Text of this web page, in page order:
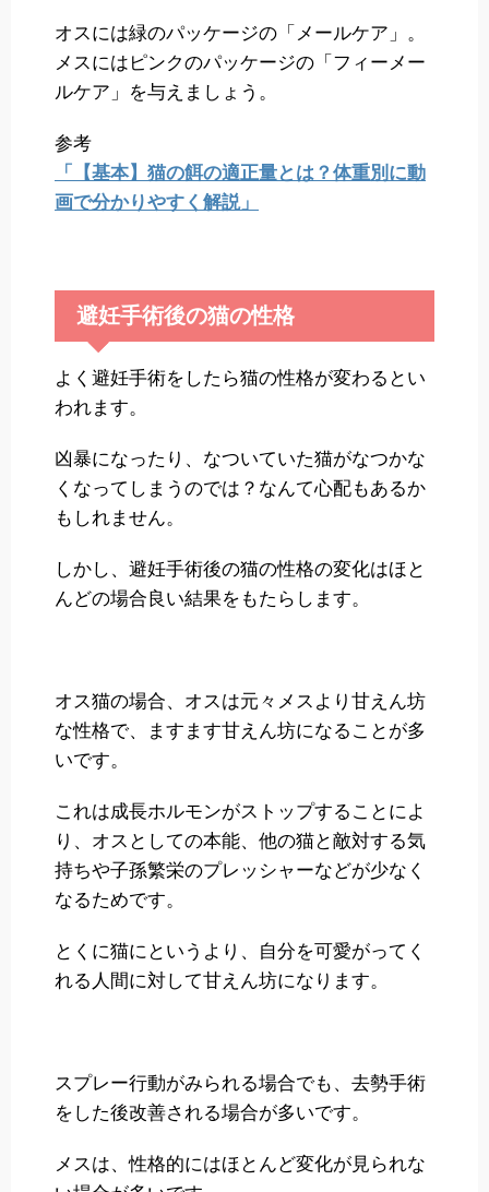
オスには緑のパッケージの「メールケア」。
メスにはピンクのパッケージの「フィーメー
ルケア」を与えましょう。
参考
「【基本】猫の餌の適正量とは？体重別に動
画で分かりやすく解説」
避妊手術後の猫の性格
よく避妊手術をしたら猫の性格が変わるとい
われます。
凶暴になったり、なついていた猫がなつかな
くなってしまうのでは？なんて心配もあるか
もしれません。
しかし、避妊手術後の猫の性格の変化はほと
んどの場合良い結果をもたらします。
オス猫の場合、オスは元々メスより甘えん坊
な性格で、ますます甘えん坊になることが多
いです。
これは成長ホルモンがストップすることによ
り、オスとしての本能、他の猫と敵対する気
持ちや子孫繁栄のプレッシャーなどが少なく
なるためです。
とくに猫にというより、自分を可愛がってく
れる人間に対して甘えん坊になります。
スプレー行動がみられる場合でも、去勢手術
をした後改善される場合が多いです。
メスは、性格的にはほとんど変化が見られな